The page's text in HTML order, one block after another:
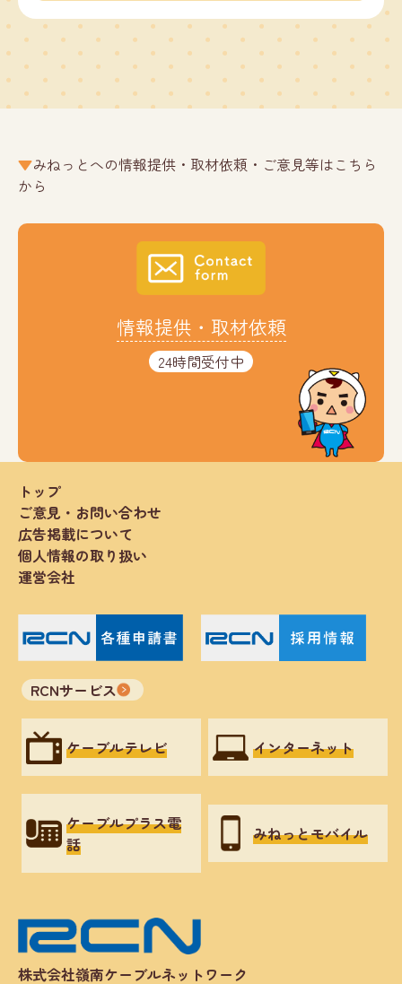
みねっとへの情報提供・取材依頼・ご意見等はこちら
から
情報提供・取材依頼
24時間受付中
株式会社嶺南ケーブルネットワーク
トップ
ご意見・お問い合わせ
広告掲載について
個人情報の取り扱い
運営会社
RCNサービス
ケーブルテレビ インターネット
ケーブルプラス電
話
みねっとモバイル